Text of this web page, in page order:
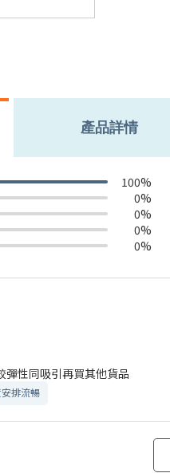
產品詳情
100%
0%
0%
0%
0%
彈性同吸引再買其他貨品
排流暢